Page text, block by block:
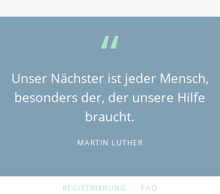
Unser Nächster ist jeder Mensch,
besonders der, der unsere Hilfe
braucht.
MARTIN LUTHER
NAVIGATION
REGISTRIERUNG FAQ